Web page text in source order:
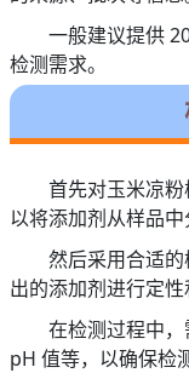
一般建议提供
检测需求。
首先对玉米凉粉
以将添加剂从样品中
然后采用合适
出的添加剂进行定性
在检测过程中，
pH 值等，以确保检